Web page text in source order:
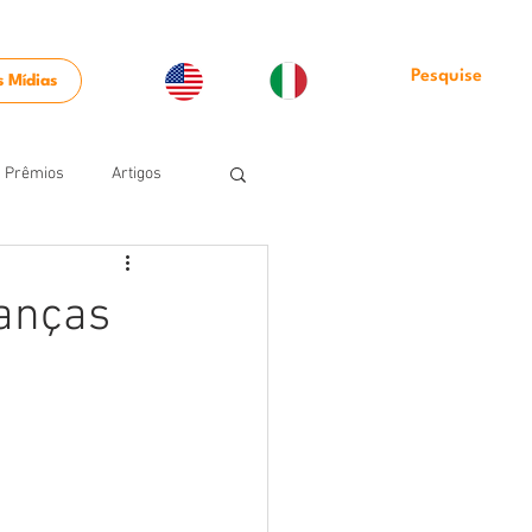
Mídias
Prêmios Artigos